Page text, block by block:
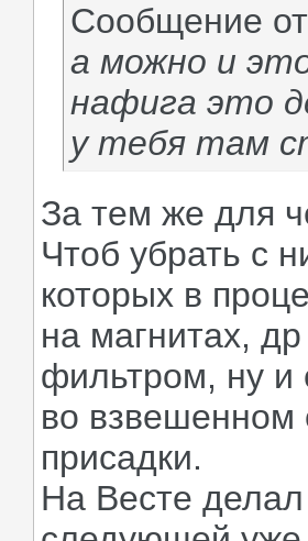
Сообщение
а можно и
нафига это
у тебя там
За тем же для
Чтоб убрать с
которых в
на магнитах,
фильтром, ну и
во взвешенном
присадки.
На Весте